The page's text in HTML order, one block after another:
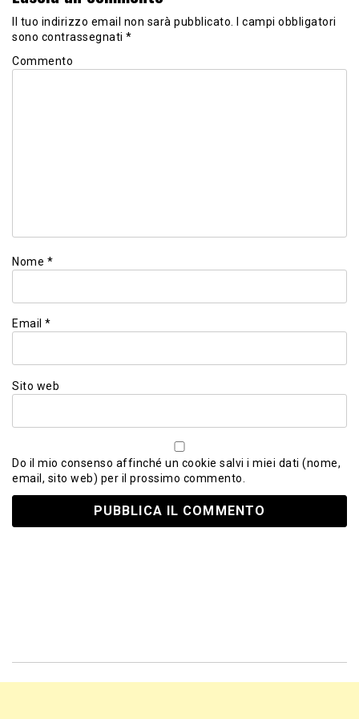
Il tuo indirizzo email non sarà pubblicato.
I campi obbligatori
sono contrassegnati *
Commento
Nome *
Email *
Sito web
Do il mio consenso affinché un cookie salvi i miei dati (nome,
email, sito web) per il prossimo commento.